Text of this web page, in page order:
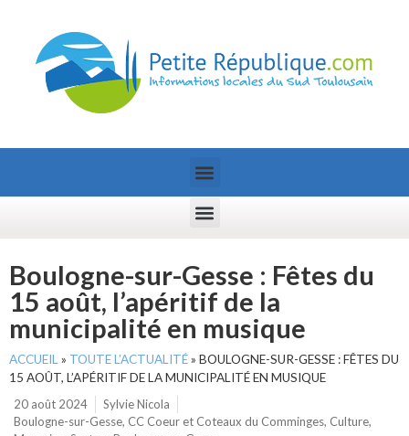
Boulogne-sur-Gesse : Fêtes du
15 août, l’apéritif de la
municipalité en musique
ACCUEIL » TOUTE L’ACTUALITÉ» BOULOGNE-SUR-GESSE : FÊTES DU
15 AOÛT, L’APÉRITIF DE LA MUNICIPALITÉ EN MUSIQUE
20 août 2024
Sylvie Nicola
Boulogne-sur-Gesse, CC Coeur et Coteaux du Comminges, Culture,